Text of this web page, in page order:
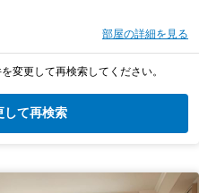
部屋の詳細を見る
変更して再検索してください。
して再検索